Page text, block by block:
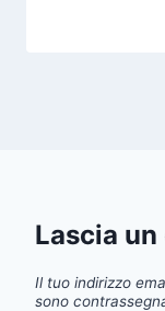
Lascia
Il tuo indirizzo
sono